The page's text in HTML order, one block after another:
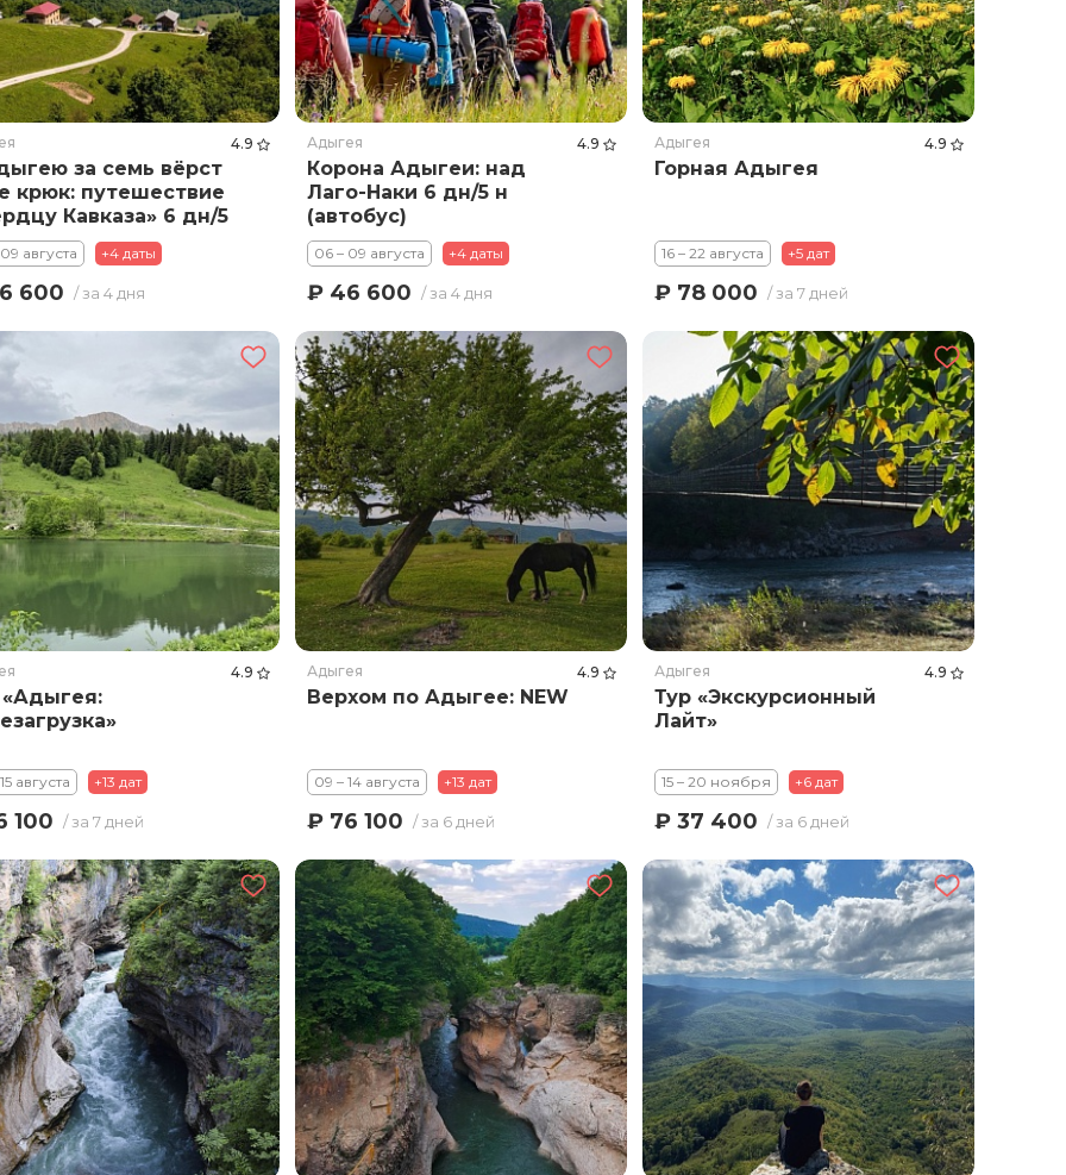
4.9
за семь вёрст
крюк: путешествие
Кавказа» 6 дн/5
августа +4 даты
600 / за 4 дня
Адыгея 4.9
Корона Адыгеи: над
Лаго-Наки 6 дн/5 н
(автобус)
06 – 09 августа +4 даты
₽ 46 600 / за 4 дня
Адыгея 4.9
Горная Адыгея
16 – 22 августа +5 дат
₽ 78 000 / за 7 дней
4.9
«Адыгея:
августа +13 дат
100 / за 7 дней
Адыгея 4.9
Верхом по Адыгее: NEW
09 – 14 августа +13 дат
₽ 76 100 / за 6 дней
Адыгея 4.9
Тур «Экскурсионный
Лайт»
15 – 20 ноября +6 дат
₽ 37 400 / за 6 дней